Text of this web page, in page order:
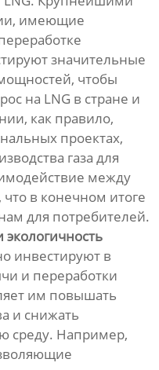
имеющие
значительные
чтобы
на LNG в стране и
как правило,
проектах,
газа для
между
в конечном итоге
для потребителей.
экологичность
инвестируют в
и переработки
им повышать
и снижать
среду. Например,